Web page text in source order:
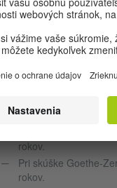
PREDPOKLADY
Goethe-Zertifikat B2
Skúšky Goetheho
ich zložiť bez ohľadu na
štátnym občanom.
rokov.
Pri skúške Goethe-
rokov.